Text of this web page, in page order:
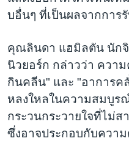
บอื่นๆ ที่เป็นผลจากการ
คุณลินดา แฮมิลตัน นัก
นิวยอร์ก กล่าวว่า ควา
กินคลีน" และ "อาการค
หลงใหลในความสมบูร
กระวนกระวายใจที่ไม่
ซึ่งอาจประกอบกับควา